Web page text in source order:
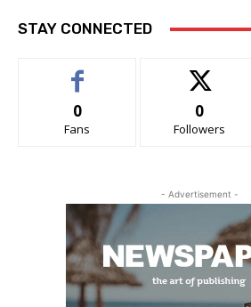
STAY CONNECTED
0
Fans
0
Followers
- Advertisement -